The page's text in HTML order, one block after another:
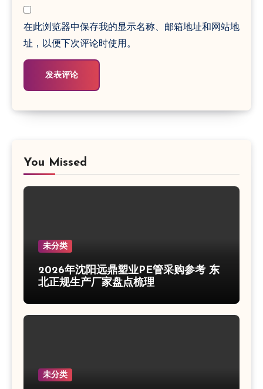
在此浏览器中保存我的显示名称、邮箱地址和网站地
址，以便下次评论时使用。
You Missed
未分类
2026年沈阳远鼎塑业PE管采购参考 东
北正规生产厂家盘点梳理
未分类